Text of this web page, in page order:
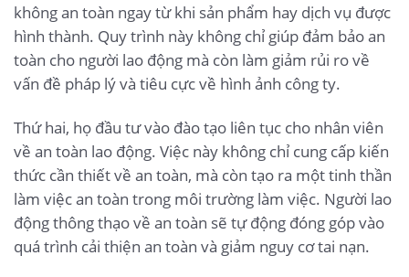
không an toàn ngay từ khi sản phẩm hay dịch vụ được
hình thành. Quy trình này không chỉ giúp đảm bảo an
toàn cho người lao động mà còn làm giảm rủi ro về
vấn đề pháp lý và tiêu cực về hình ảnh công ty.
Thứ hai, họ đầu tư vào đào tạo liên tục cho nhân viên
về an toàn lao động. Việc này không chỉ cung cấp kiến
thức cần thiết về an toàn, mà còn tạo ra một tinh thần
làm việc an toàn trong môi trường làm việc. Người lao
động thông thạo về an toàn sẽ tự động đóng góp vào
quá trình cải thiện an toàn và giảm nguy cơ tai nạn.